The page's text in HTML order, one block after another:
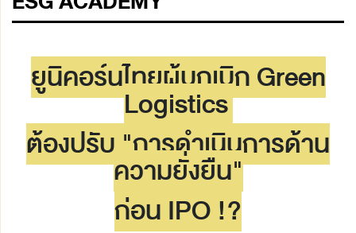
ยูนิคอร์นไทยผู้บุกเบิก Green
Logistics
ต้องปรับ "การดำเนินการด้าน
ความยั่งยืน"
ก่อน IPO !?